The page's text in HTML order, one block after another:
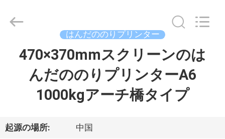
ダ
supplier.
Copyright
UNIQUE
AUTOMATION
はんだののりプリンター
470×370mmスクリーンのは
んだののりプリンターA6
1000kgアーチ橋タイプ
起源の場所: 中国